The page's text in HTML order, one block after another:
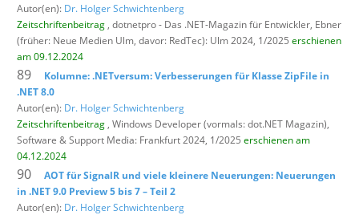
Autor(en): Dr. Holger Schwichtenberg
Zeitschriftenbeitrag , dotnetpro - Das .NET-Magazin für Entwickler, Ebner
(früher: Neue Medien Ulm, davor: RedTec): Ulm 2024, 1/2025 erschienen
am 09.12.2024
89
Kolumne: .NETversum: Verbesserungen für Klasse ZipFile in
.NET 8.0
Autor(en): Dr. Holger Schwichtenberg
Zeitschriftenbeitrag , Windows Developer (vormals: dot.NET Magazin),
Software & Support Media: Frankfurt 2024, 1/2025 erschienen am
04.12.2024
90
AOT für SignalR und viele kleinere Neuerungen: Neuerungen
in .NET 9.0 Preview 5 bis 7 – Teil 2
Autor(en): Dr. Holger Schwichtenberg